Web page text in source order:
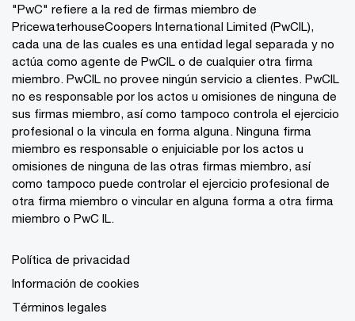
"PwC" refiere a la red de firmas miembro de
PricewaterhouseCoopers International Limited (PwCIL),
cada una de las cuales es una entidad legal separada y no
actúa como agente de PwCIL o de cualquier otra firma
miembro. PwCIL no provee ningún servicio a clientes. PwCIL
no es responsable por los actos u omisiones de ninguna de
sus firmas miembro, así como tampoco controla el ejercicio
profesional o la vincula en forma alguna. Ninguna firma
miembro es responsable o enjuiciable por los actos u
omisiones de ninguna de las otras firmas miembro, así
como tampoco puede controlar el ejercicio profesional de
otra firma miembro o vincular en alguna forma a otra firma
miembro o PwC IL.
Política de privacidad
Información de cookies
Términos legales